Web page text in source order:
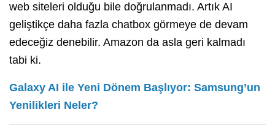
web siteleri olduğu bile doğrulanmadı. Artık AI
geliştikçe daha fazla chatbox görmeye de devam
edeceğiz denebilir. Amazon da asla geri kalmadı
tabi ki.
Galaxy AI ile Yeni Dönem Başlıyor: Samsung’un
Yenilikleri Neler?